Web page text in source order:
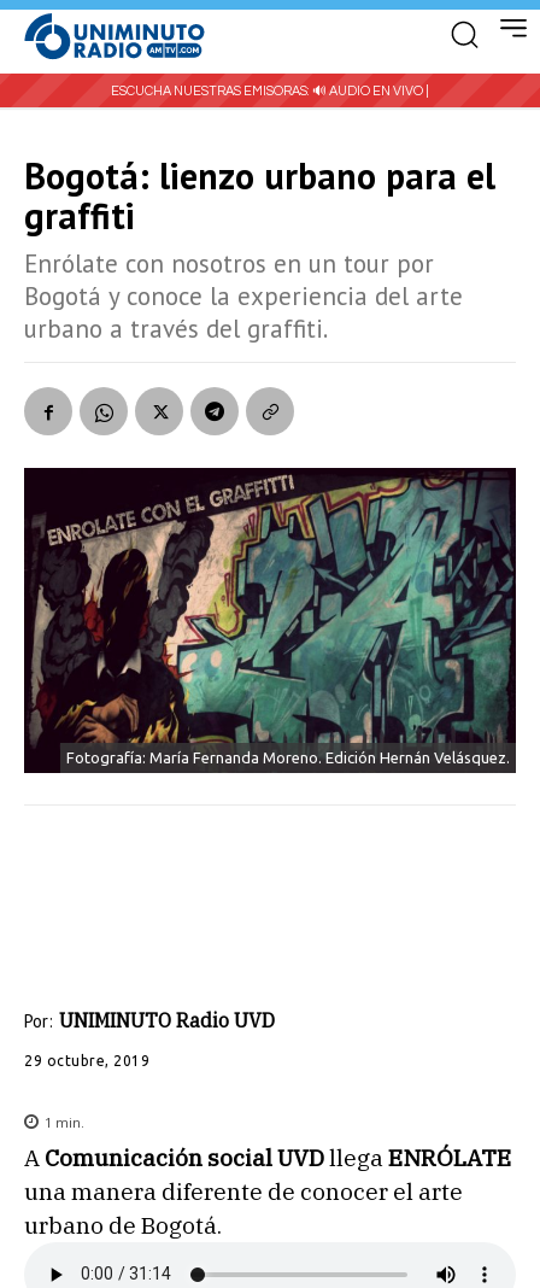
ESCUCHA NUESTRAS EMISORAS: 🔊 AUDIO EN VIVO |
Bogotá: lienzo urbano para el
graffiti
Enrólate con nosotros en un tour por
Bogotá y conoce la experiencia del arte
urbano a través del graffiti.
Fotografía: María Fernanda Moreno. Edición Hernán Velásquez.
Por: UNIMINUTO Radio UVD
29 octubre, 2019
1 min.
A Comunicación social UVDllega ENRÓLATE
una manera diferente de conocer el arte
urbano de Bogotá.